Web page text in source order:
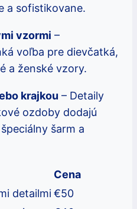
a sofistikovane.
vzormi –
voľba pre dievčatká,
a ženské vzory.
krajkou – Detaily
ozdoby dodajú
šarm a
Cena
detailmi€50